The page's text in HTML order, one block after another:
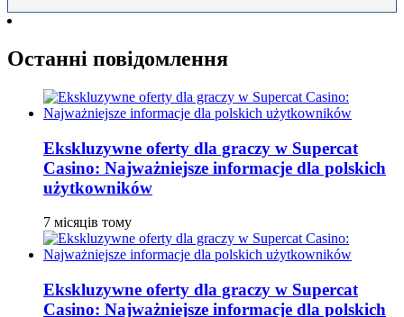
Останні повідомлення
Ekskluzywne oferty dla graczy w Supercat
Casino: Najważniejsze informacje dla polskich
użytkowników
7 місяців тому
Ekskluzywne oferty dla graczy w Supercat
Casino: Najważniejsze informacje dla polskich